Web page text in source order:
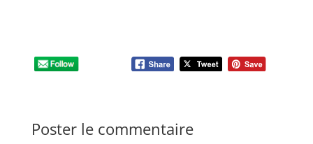
Poster le commentaire